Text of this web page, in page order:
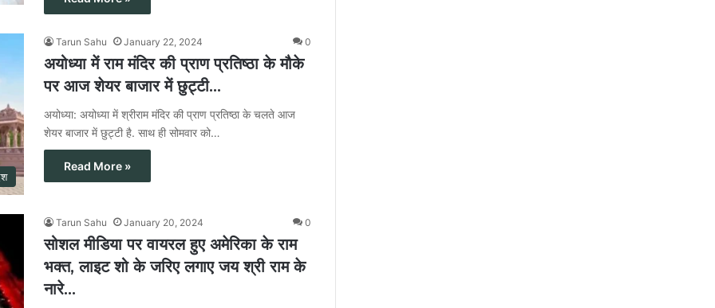
Tarun Sahu January 22, 2024 0
अयोध्या में राम मंदिर की प्राण प्रतिष्ठा के मौके
पर आज शेयर बाजार में छुट्टी…
अयोध्या: अयोध्या में श्रीराम मंदिर की प्राण प्रतिष्ठा के चलते आज
शेयर बाजार में छुट्टी है. साथ ही सोमवार को…
Read More »
Tarun Sahu January 20, 2024 0
सोशल मीडिया पर वायरल हुए अमेरिका के राम
भक्त, लाइट शो के जरिए लगाए जय श्री राम के
नारे…